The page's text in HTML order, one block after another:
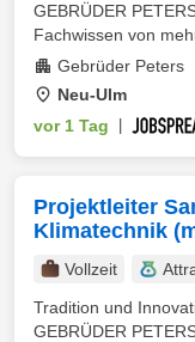
GEBRÜDER
Fachwissen von mehr
Gebrüder Peters
Neu-Ulm
vor 1 Tag
Projektleiter
Klimatechnik
Vollzeit
Tradition und
GEBRÜDER